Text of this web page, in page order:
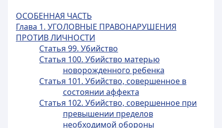
ОСОБЕННАЯ ЧАСТЬ
Глава 1. УГОЛОВНЫЕ ПРАВОНАРУШЕНИЯ
ПРОТИВ ЛИЧНОСТИ
Статья 99. Убийство
Статья 100. Убийство матерью
новорожденного ребенка
Статья 101. Убийство, совершенное в
состоянии аффекта
Статья 102. Убийство, совершенное при
превышении пределов
необходимой обороны